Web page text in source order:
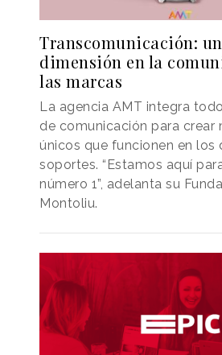
Transcomunicación:
dimensión en la
las marcas
La agencia AMT integra
de comunicación para crear
únicos que funcionen en los
soportes. “Estamos aquí
número 1”, adelanta su
Montoliu.